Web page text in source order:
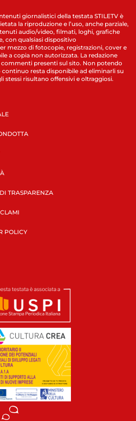
giornalistici della testata STILETV è
la riproduzione e l’uso, anche parziale,
audio/video, filmati, loghi, grafiche
con qualsiasi dispositivo
mezzo di fotocopie, registrazioni, cover e
a copia non autorizzata. La redazione
commenti presenti sul sito. Non potendo
resta disponibile ad eliminarli su
stessi risultano offensivi e oltraggiosi.
TRASPARENZA
POLICY